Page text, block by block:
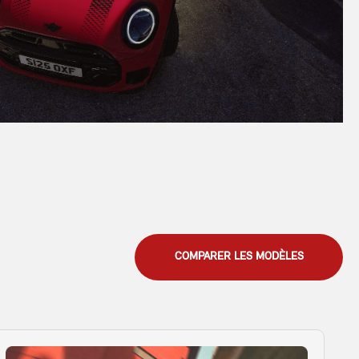
COMPARER LES MODÈLES